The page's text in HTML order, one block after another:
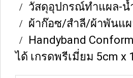
วัสดุอุปกรณ์ทำแผล-น้
ผ้าก๊อซ/สำลี/ผ้าพันแ
Handyband
ได้ เกรดพรีเมี่ยม 5cm x